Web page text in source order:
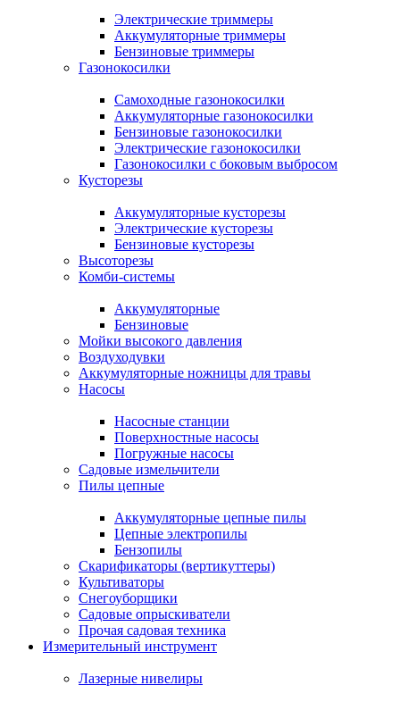
Электрические триммеры
Аккумуляторные триммеры
Бензиновые триммеры
Газонокосилки
Самоходные газонокосилки
Аккумуляторные газонокосилки
Бензиновые газонокосилки
Электрические газонокосилки
Газонокосилки с боковым выбросом
Кусторезы
Аккумуляторные кусторезы
Электрические кусторезы
Бензиновые кусторезы
Высоторезы
Комби-системы
Аккумуляторные
Бензиновые
Мойки высокого давления
Воздуходувки
Аккумуляторные ножницы для травы
Насосы
Насосные станции
Поверхностные насосы
Погружные насосы
Садовые измельчители
Пилы цепные
Аккумуляторные цепные пилы
Цепные электропилы
Бензопилы
Скарификаторы (вертикуттеры)
Культиваторы
Снегоуборщики
Садовые опрыскиватели
Прочая садовая техника
Измерительный инструмент
Лазерные нивелиры